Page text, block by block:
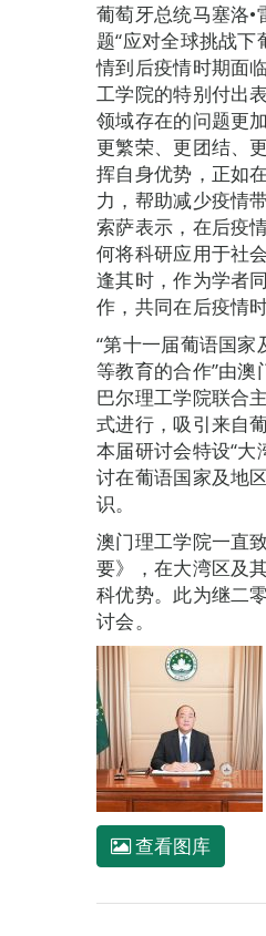
葡萄牙总统马塞洛
题“应对全球挑战
情到后疫情时期面
工学院的特别付出
领域存在的问题更
更繁荣、更团结、
挥自身优势，正如
力，帮助减少疫情
索萨表示，在后疫
何将科研应用于社
逢其时，作为学者
作，共同在后疫情
“第十一届葡语国
等教育的合作”由
巴尔理工学院联合
式进行，吸引来自
本届研讨会特设“
讨在葡语国家及地
识。
澳门理工学院一直
要》，在大湾区及
科优势。此为继二
讨会。
查看图库